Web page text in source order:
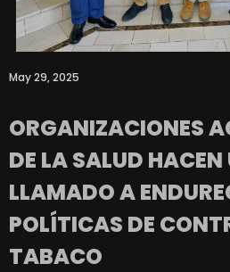
May 29, 2025
ORGANIZACIONES
DE LA SALUD HACEN
LLAMADO A
POLÍTICAS DE
TABACO